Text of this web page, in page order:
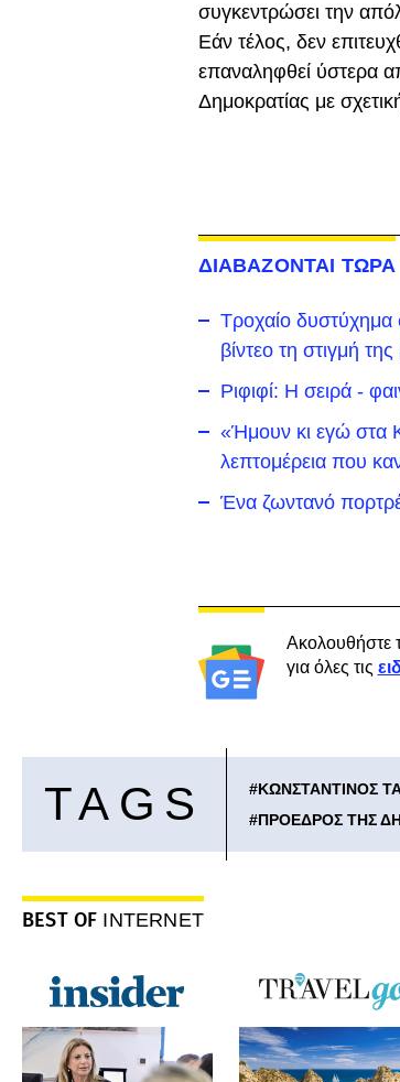
συγκεντρώσει την
Εάν τέλος, δεν
επαναληφθεί ύστερα
Δημοκρατίας με
ΔΙΑΒΑΖΟΝΤΑΙ ΤΩΡΑ
Τροχαίο δυστύχημα
βίντεο τη στιγμή
Ριφιφί: Η σειρά -
«Ήμουν κι εγώ στα
λεπτομέρεια που
Ένα ζωντανό
Ακολουθήστε
για όλες τις
TAGS #ΚΩΝΣΤΑΝΤΙΝΟΣ
#ΠΡΟΕΔΡΟΣ ΤΗΣ
BEST OF INTERNET